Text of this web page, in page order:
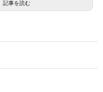
記事を読む